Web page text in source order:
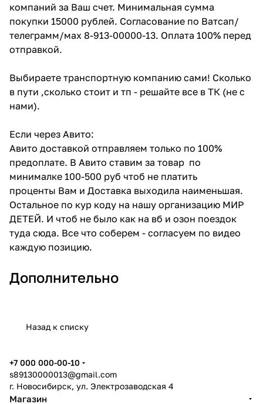
компаний за Ваш счет. Минимальная сумма
покупки 15000 рублей. Согласование по Ватсап/
телеграмм/мах 8-913-00000-13. Оплата 100% перед
отправкой.
Выбираете транспортную компанию сами! Сколько
в пути ,сколько стоит и тп - решайте все в ТК (не с
нами).
Если через Авито:
Авито доставкой отправляем только по 100%
предоплате. В Авито ставим за товар по
минималке 100-500 руб чтоб не платить
проценты Вам и Доставка выходила наименьшая.
Остальное по кур коду на нашу организацию МИР
ДЕТЕЙ. И чтоб не было как на вб и озон поездок
туда сюда. Все что соберем - согласуем по видео
каждую позицию.
Дополнительно
Назад к списку
+7 000 000-00-10
s89130000013@gmail.com
г. Новосибирск, ул. Электрозаводская 4
Магазин